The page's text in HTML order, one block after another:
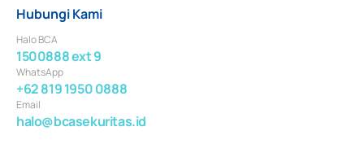
Hubungi Kami
Halo BCA
1500888 ext 9
WhatsApp
+62 819 1950 0888
Email
halo@bcasekuritas.id